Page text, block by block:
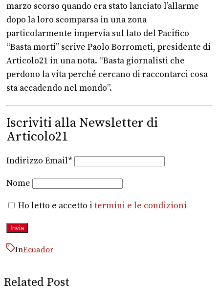
marzo scorso quando era stato lanciato l’allarme
dopo la loro scomparsa in una zona
particolarmente impervia sul lato del Pacifico
“Basta morti” scrive Paolo Borrometi, presidente di
Articolo21 in una nota. “Basta giornalisti che
perdono la vita perché cercano di raccontarci cosa
sta accadendo nel mondo”.
Iscriviti alla Newsletter di
Articolo21
Indirizzo Email*
Nome
Ho letto e accetto i termini e le condizioni
InEcuador
Related Post